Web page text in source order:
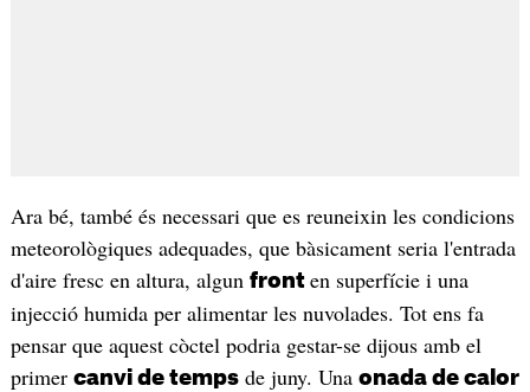
Ara bé, també és necessari que es reuneixin les condicions
meteorològiques adequades, que bàsicament seria l'entrada
d'aire fresc en altura, algun front en superfície i una
injecció humida per alimentar les nuvolades. Tot ens fa
pensar que aquest còctel podria gestar-se dijous amb el
primer canvi de tempsde juny. Una onada de calor